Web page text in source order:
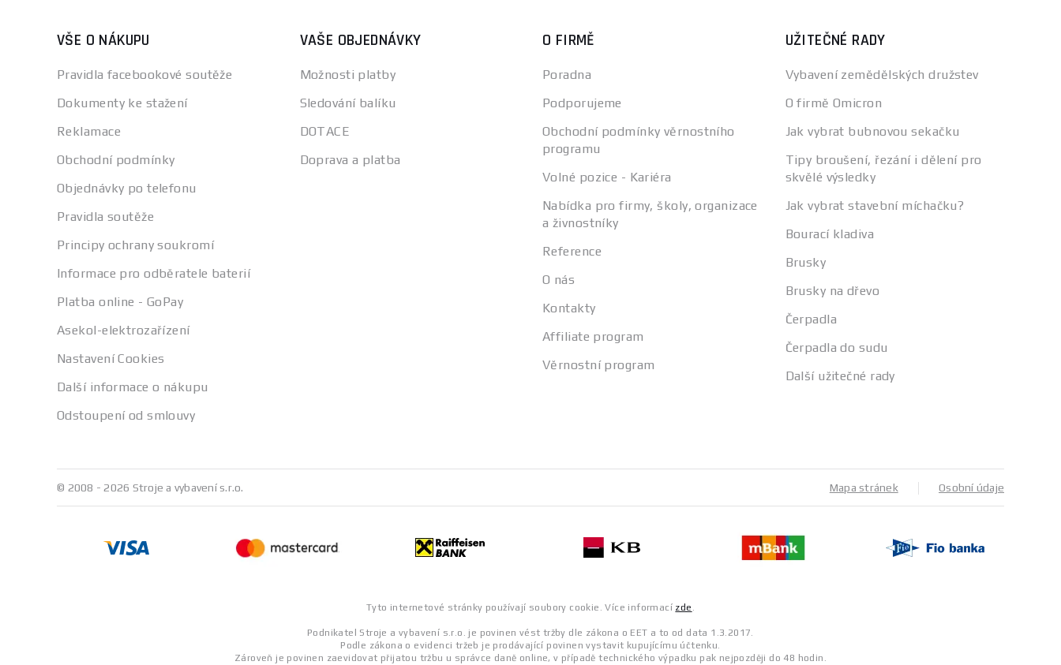
VŠE O NÁKUPU
Pravidla facebookové soutěže
Dokumenty ke stažení
Reklamace
Obchodní podmínky
Objednávky po telefonu
Pravidla soutěže
Principy ochrany soukromí
Informace pro odběratele baterií
Platba online - GoPay
Asekol-elektrozařízení
Nastavení Cookies
Další informace o nákupu
Odstoupení od smlouvy
VAŠE OBJEDNÁVKY
Možnosti platby
Sledování balíku
DOTACE
Doprava a platba
O FIRMĚ
Poradna
Podporujeme
Obchodní podmínky věrnostního
programu
Volné pozice - Kariéra
Nabídka pro firmy, školy, organizace
a živnostníky
Reference
O nás
Kontakty
Affiliate program
Věrnostní program
UŽITEČNÉ RADY
Vybavení zemědělských družstev
O firmě Omicron
Jak vybrat bubnovou sekačku
Tipy broušení, řezání i dělení pro
skvělé výsledky
Jak vybrat stavební míchačku?
Bourací kladiva
Brusky
Brusky na dřevo
Čerpadla
Čerpadla do sudu
Další užitečné rady
© 2008 - 2026 Stroje a vybavení s.r.o. Mapa stránek Osobní údaje
Tyto internetové stránky používají soubory cookie. Více informací zde
Podnikatel Stroje a vybavení s.r.o. je povinen vést tržby dle zákona o EET a to od data 1.3.2017.
Podle zákona o evidenci tržeb je prodávající povinen vystavit kupujícímu účtenku.
Zároveň je povinen zaevidovat přijatou tržbu u správce daně online, v případě technického výpadku pak nejpozději do 48 hodin.